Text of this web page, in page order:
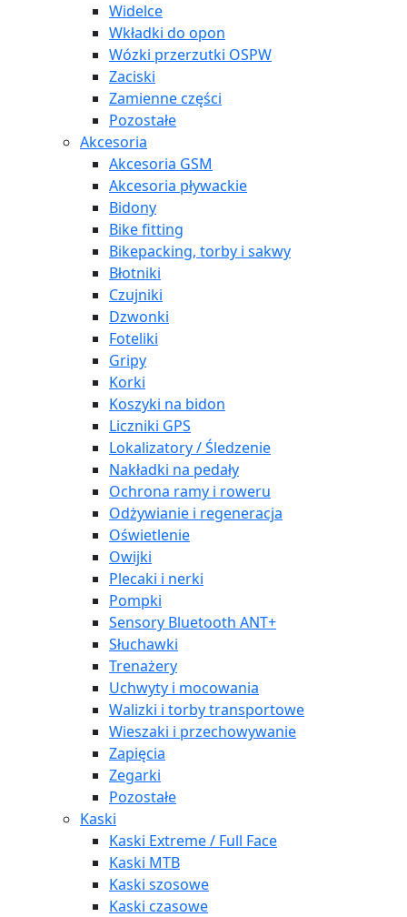
Widelce
Wkładki do opon
Wózki przerzutki OSPW
Zaciski
Zamienne części
Pozostałe
Akcesoria
Akcesoria GSM
Akcesoria pływackie
Bidony
Bike fitting
Bikepacking, torby i sakwy
Błotniki
Czujniki
Dzwonki
Foteliki
Gripy
Korki
Koszyki na bidon
Liczniki GPS
Lokalizatory / Śledzenie
Nakładki na pedały
Ochrona ramy i roweru
Odżywianie i regeneracja
Oświetlenie
Owijki
Plecaki i nerki
Pompki
Sensory Bluetooth ANT+
Słuchawki
Trenażery
Uchwyty i mocowania
Walizki i torby transportowe
Wieszaki i przechowywanie
Zapięcia
Zegarki
Pozostałe
Kaski
Kaski Extreme / Full Face
Kaski MTB
Kaski szosowe
Kaski czasowe